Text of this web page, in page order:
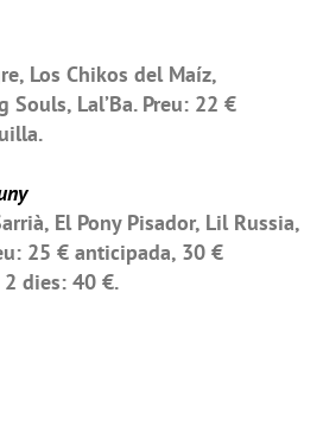
Los Chikos del Maíz,
Souls, Lal’Ba. Preu: 22 €
El Pony Pisador, Lil Russia,
25 € anticipada, 30 €
dies: 40 €.